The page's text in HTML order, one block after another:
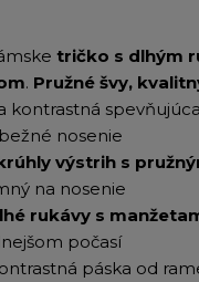
tričko s dlhým
. Pružné švy,
kontrastná
nosenie
výstrih s
na nosenie
rukávy s
počasí
páska od